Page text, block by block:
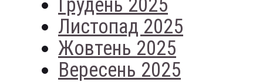
Грудень 2025
Листопад 2025
Жовтень 2025
Вересень 2025